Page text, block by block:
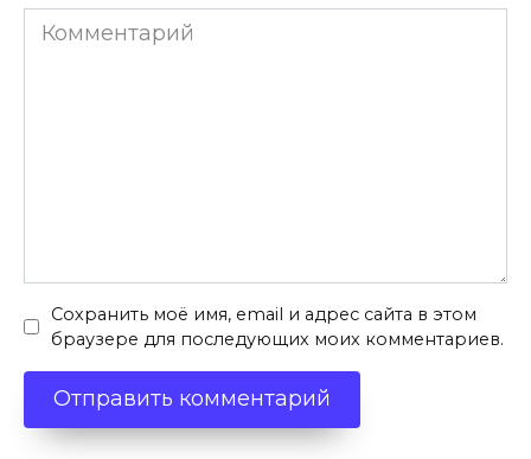
Комментарий
Сохранить моё имя, email и адрес сайта в этом
браузере для последующих моих комментариев.